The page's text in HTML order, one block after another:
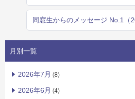
同窓生からのメッセージ No.1（
月別一覧
2026年7月 (8)
2026年6月 (4)